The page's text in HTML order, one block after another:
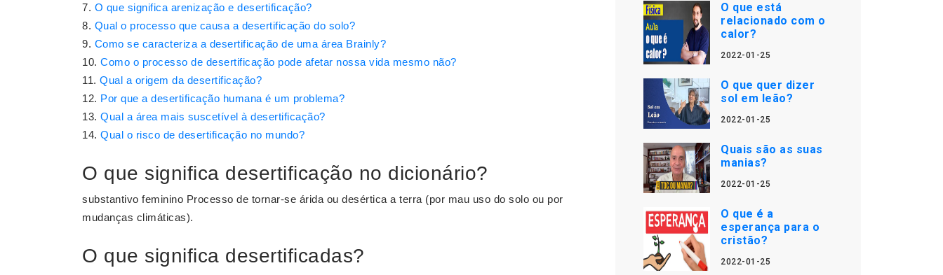
O que significa arenização e desertificação?
Qual o processo que causa a desertificação do solo?
Como se caracteriza a desertificação de uma área Brainly?
Como o processo de desertificação pode afetar nossa vida mesmo não?
Qual a origem da desertificação?
Por que a desertificação humana é um problema?
Qual a área mais suscetível à desertificação?
Qual o risco de desertificação no mundo?
O que significa desertificação no dicionário?
substantivo feminino Processo de tornar-se árida ou desértica a terra (por mau uso do solo ou por
mudanças climáticas).
O que significa desertificadas?
O que está
relacionado com o
calor?
2022-01-25
O que quer dizer
sol em leão?
2022-01-25
Quais são as suas
manias?
2022-01-25
O que é a
esperança para o
cristão?
2022-01-25